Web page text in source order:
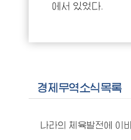
에서 있었다.
경제무역소식목록